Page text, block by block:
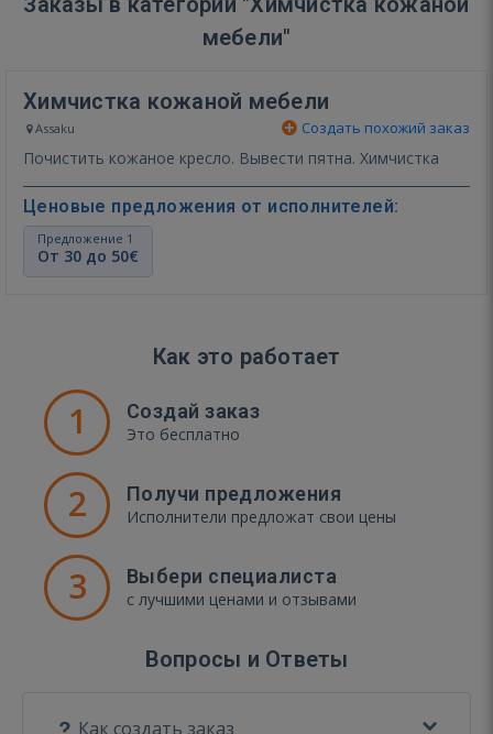
мебели"
Химчистка кожаной мебели
Assaku Создать похожий заказ
Почистить кожаное кресло. Вывести пятна. Химчистка
Ценовые предложения от исполнителей:
Предложение 1
От 30 до 50€
Как это работает
1 Создай заказ
Это бесплатно
2 Получи предложения
Исполнители предложат свои цены
3 Выбери специалиста
с лучшими ценами и отзывами
Вопросы и Ответы
Как создать заказ